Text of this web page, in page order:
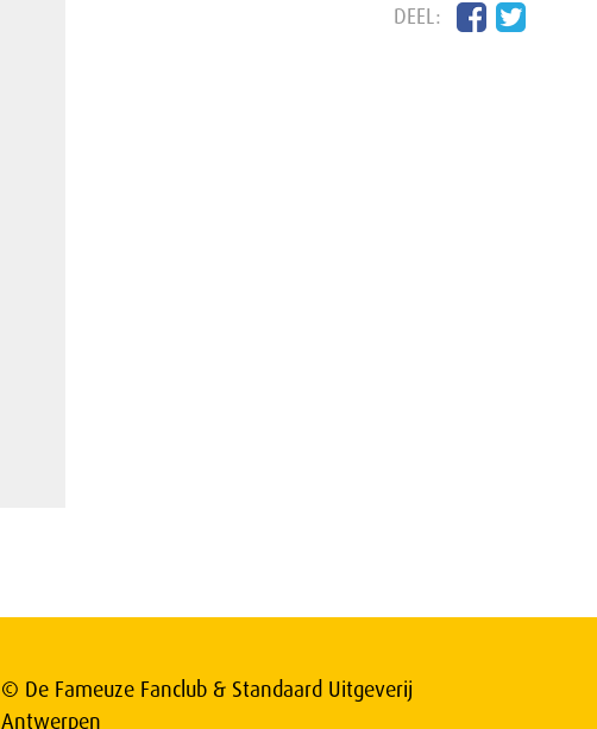
DEEL:
© De Fameuze Fanclub & Standaard Uitgeverij
Antwerpen